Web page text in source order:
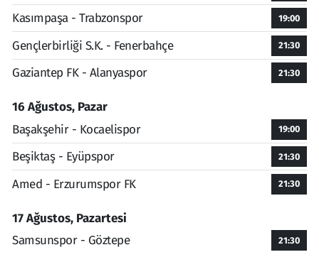
Kasımpaşa - Trabzonspor 19:00
Gençlerbirliği S.K. - Fenerbahçe 21:30
Gaziantep FK - Alanyaspor 21:30
16 Ağustos, Pazar
Başakşehir - Kocaelispor
19:00
Beşiktaş - Eyüpspor 21:30
Amed - Erzurumspor FK 21:30
17 Ağustos, Pazartesi
Samsunspor - Göztepe
21:30